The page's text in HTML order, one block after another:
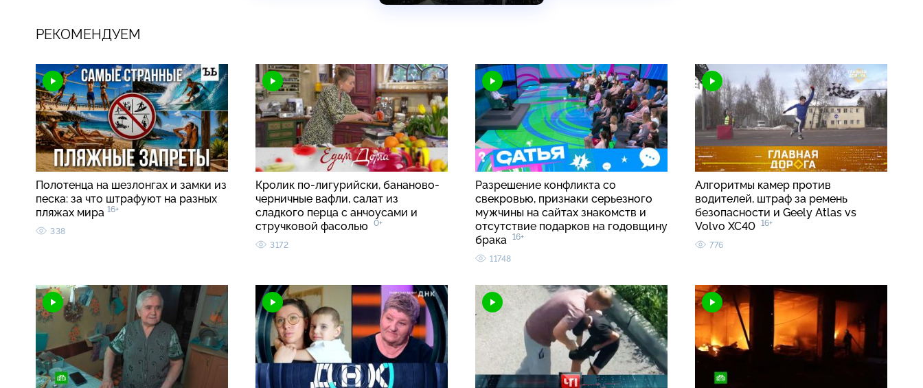
РЕКОМЕНДУЕМ
Полотенца на шезлонгах и замки из
песка: за что штрафуют на разных
пляжах мира 16+
338
Кролик по-лигурийски, бананово-
черничные вафли, салат из
сладкого перца с анчоусами и
стручковой фасолью
0+
3172
Разрешение конфликта со
свекровью, признаки серьезного
мужчины на сайтах знакомств и
отсутствие подарков на годовщину
брака 16+
11748
Алгоритмы камер против
водителей, штраф за ремень
безопасности и Geely Atlas vs
Volvo XC40 16+
776